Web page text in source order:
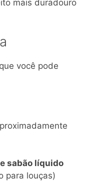
mais duradouro
você pode
sabão líquido
para louças)